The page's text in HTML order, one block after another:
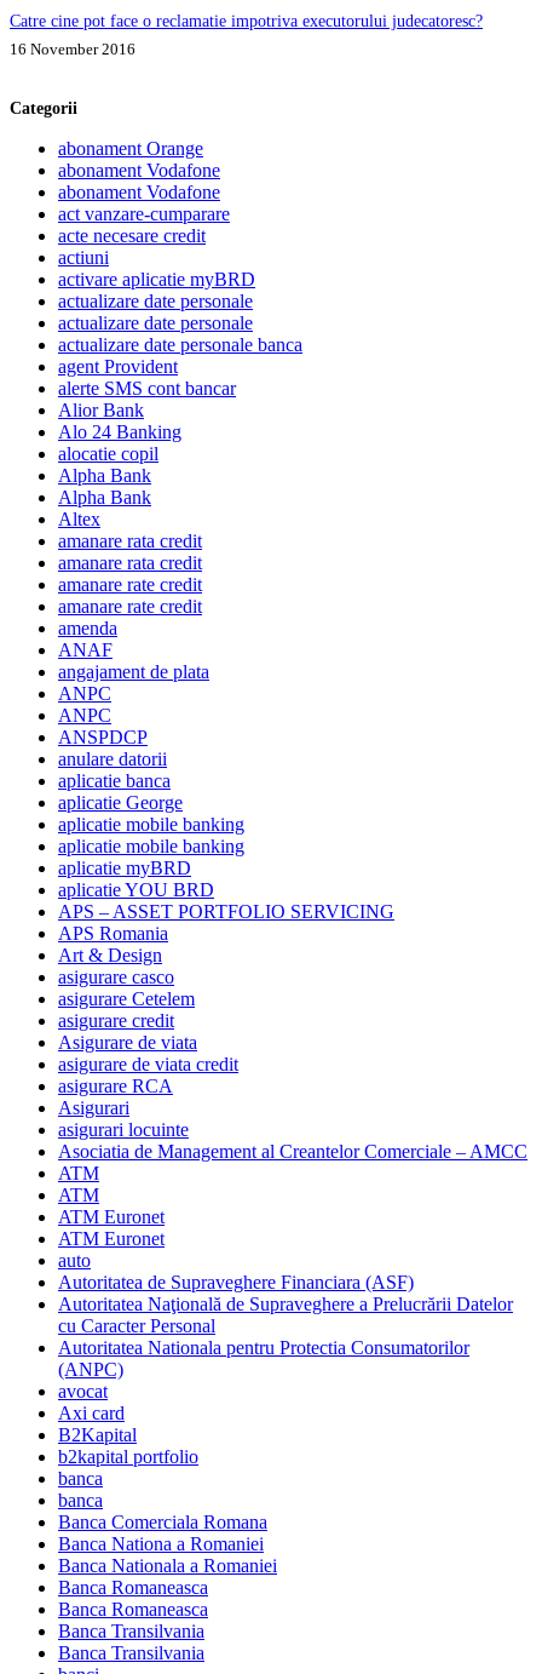
Catre cine pot face o reclamatie impotriva executorului judecatoresc?
16 November 2016
Categorii
abonament Orange
abonament Vodafone
abonament Vodafone
act vanzare-cumparare
acte necesare credit
actiuni
activare aplicatie myBRD
actualizare date personale
actualizare date personale
actualizare date personale banca
agent Provident
alerte SMS cont bancar
Alior Bank
Alo 24 Banking
alocatie copil
Alpha Bank
Alpha Bank
Altex
amanare rata credit
amanare rata credit
amanare rate credit
amanare rate credit
amenda
ANAF
angajament de plata
ANPC
ANPC
ANSPDCP
anulare datorii
aplicatie banca
aplicatie George
aplicatie mobile banking
aplicatie mobile banking
aplicatie myBRD
aplicatie YOU BRD
APS – ASSET PORTFOLIO SERVICING
APS Romania
Art & Design
asigurare casco
asigurare Cetelem
asigurare credit
Asigurare de viata
asigurare de viata credit
asigurare RCA
Asigurari
asigurari locuinte
Asociatia de Management al Creantelor Comerciale – AMCC
ATM
ATM
ATM Euronet
ATM Euronet
auto
Autoritatea de Supraveghere Financiara (ASF)
Autoritatea Naţională de Supraveghere a Prelucrării Datelor
cu Caracter Personal
Autoritatea Nationala pentru Protectia Consumatorilor
(ANPC)
avocat
Axi card
B2Kapital
b2kapital portfolio
banca
banca
Banca Comerciala Romana
Banca Nationa a Romaniei
Banca Nationala a Romaniei
Banca Romaneasca
Banca Romaneasca
Banca Transilvania
Banca Transilvania